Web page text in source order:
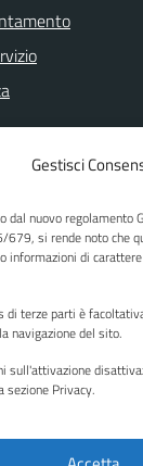
Gestisci
dal nuovo regolamento
679, si rende noto che
informazioni di
di terze parti è
navigazione del sito.
sull'attivazione
sezione Privacy.
del sito
Instagram